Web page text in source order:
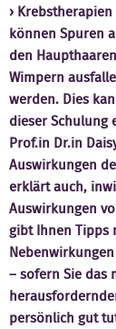
Wissenswertes
Der Verein
Mitglied werden
Kontakt
können Spuren
den
Wimpern
werden. Dies
dieser Schulung
Prof.in Dr.in
Auswirkungen
erklärt auch,
Auswirkungen
gibt Ihnen Tipps
– sofern Sie das
persönlich gut